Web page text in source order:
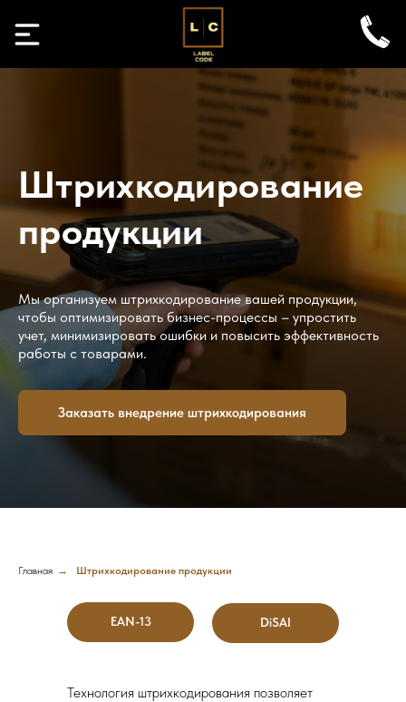
Штрихкодирование
продукции
Мы организуем штрихкодирование вашей продукции,
чтобы оптимизировать бизнес-процессы – упростить
учет, минимизировать ошибки и повысить эффективность
работы с товарами.
Заказать внедрение штрихкодирования
Главная → Штрихкодирование продукции
EAN-13 DiSAI
Технология штрихкодирования позволяет